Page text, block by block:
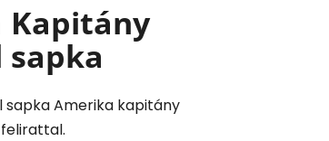
Kapitány
sapka
Amerika kapitány